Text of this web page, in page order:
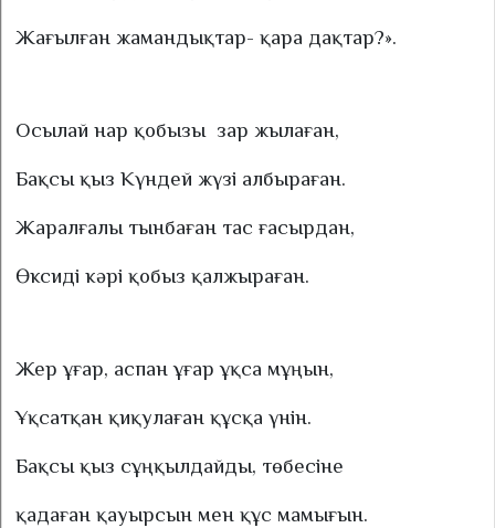
Жағылған жамандықтар- қара дақтар?».
Осылай нар қобызы зар жылаған,
Бақсы қыз Күндей жүзі албыраған.
Жаралғалы тынбаған тас ғасырдан,
Өксиді кәрі қобыз қалжыраған.
Жер ұғар, аспан ұғар ұқса мұңын,
Ұқсатқан қиқулаған құсқа үнін.
Бақсы қыз сұңқылдайды, төбесіне
қадаған қауырсын мен құс мамығын.